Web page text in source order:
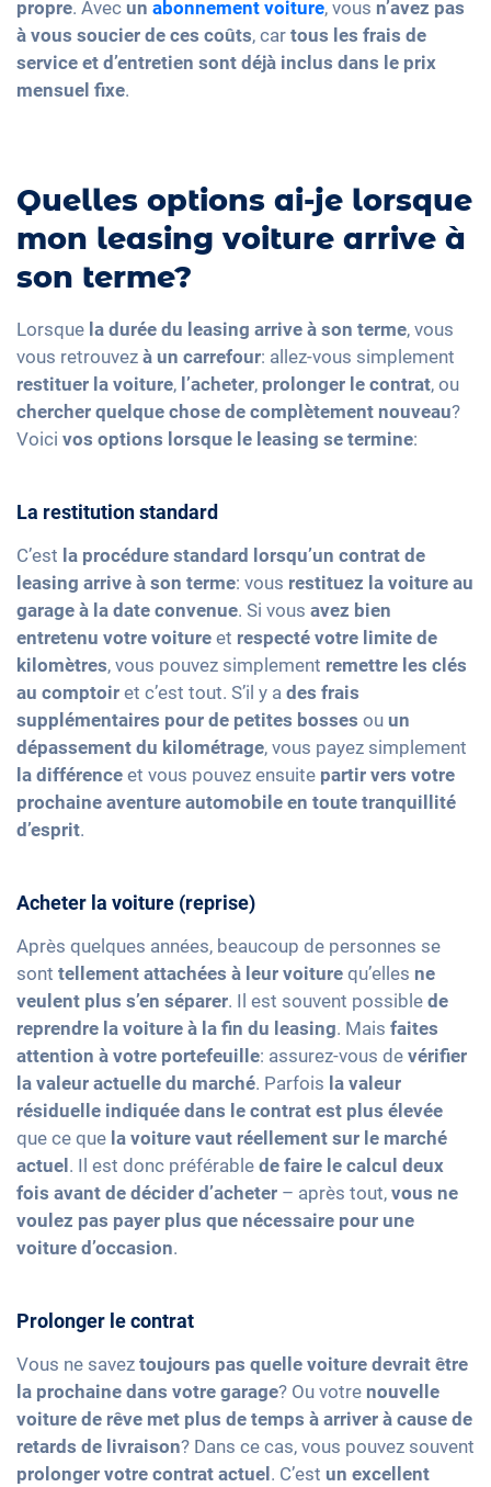
propre. Avec un abonnement voiture, vous n’avez pas
à vous soucier de ces coûts, car tous les frais de
service et d’entretien sont déjà inclus dans le prix
mensuel fixe.
Quelles options ai-je lorsque
mon leasing voiture arrive à
son terme?
Lorsque la durée du leasing arrive à son terme, vous
vous retrouvez à un carrefour: allez-vous simplement
restituer la voiture, l’acheter, prolonger le contrat, ou
chercher quelque chose de complètement nouveau?
Voici vos options lorsque le leasing se termine:
La restitution standard
C’est la procédure standard lorsqu’un contrat de
leasing arrive à son terme: vous restituez la voiture au
garage à la date convenue. Si vous avez bien
entretenu votre voiture et respecté votre limite de
kilomètres, vous pouvez simplement remettre les clés
au comptoir et c’est tout. S’il y a des frais
supplémentaires pour de petites bosses ou un
dépassement du kilométrage, vous payez simplement
la différence et vous pouvez ensuite partir vers votre
prochaine aventure automobile en toute tranquillité
d’esprit.
Acheter la voiture (reprise)
Après quelques années, beaucoup de personnes se
sont tellement attachées à leur voiture qu’elles ne
veulent plus s’en séparer. Il est souvent possible de
reprendre la voiture à la fin du leasing. Mais faites
attention à votre portefeuille: assurez-vous de vérifier
la valeur actuelle du marché. Parfois la valeur
résiduelle indiquée dans le contrat est plus élevée
que ce que la voiture vaut réellement sur le marché
actuel. Il est donc préférable de faire le calcul deux
fois avant de décider d’acheter – après tout, vous ne
voulez pas payer plus que nécessaire pour une
voiture d’occasion.
Prolonger le contrat
Vous ne savez toujours pas quelle voiture devrait être
la prochaine dans votre garage? Ou votre nouvelle
voiture de rêve met plus de temps à arriver à cause de
retards de livraison? Dans ce cas, vous pouvez souvent
prolonger votre contrat actuel. C’est un excellent